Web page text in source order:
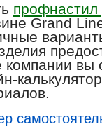
Grand
компании вы